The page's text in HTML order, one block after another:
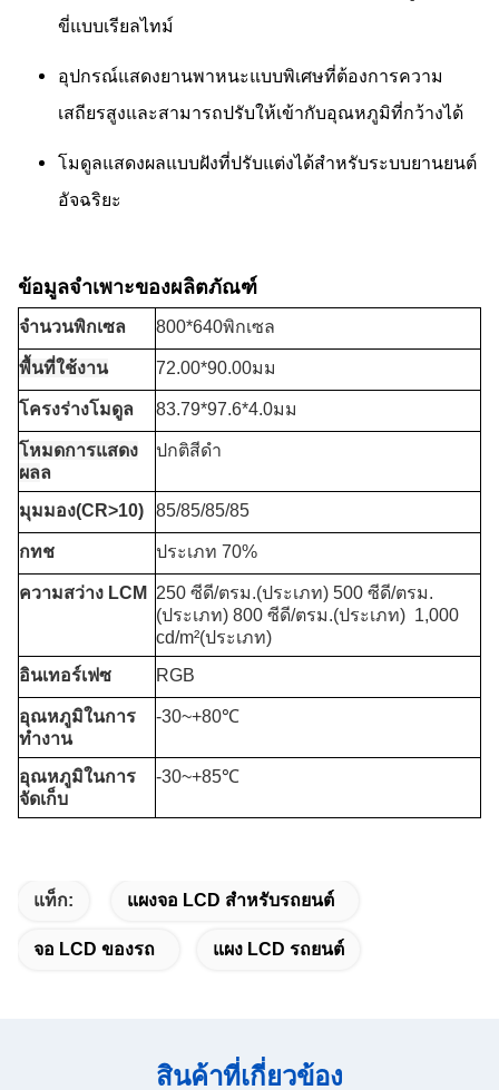
ขี่แบบเรียลไทม์
อุปกรณ์แสดงยานพาหนะแบบพิเศษที่ต้องการความ
เสถียรสูงและสามารถปรับให้เข้ากับอุณหภูมิที่กว้างได้
โมดูลแสดงผลแบบฝังที่ปรับแต่งได้สำหรับระบบยานยนต์
อัจฉริยะ
ข้อมูลจำเพาะของผลิตภัณฑ์
จำนวนพิกเซล 800*640พิกเซล
พื้นที่ใช้งาน 72.00*90.00มม
โครงร่างโมดูล 83.79*97.6*4.0มม
โหมดการแสดง
ผลล
ปกติสีดำ
มุมมอง(CR>10) 85/85/85/85
กทช ประเภท 70%
ความสว่าง LCM
250 ซีดี/ตรม.(ประเภท) 500 ซีดี/ตรม.
(ประเภท) 800 ซีดี/ตรม.(ประเภท) 1,000
cd/m²(ประเภท)
อินเทอร์เฟซ
RGB
อุณหภูมิในการ
ทำงาน
-30~+80℃
อุณหภูมิในการ
จัดเก็บ
-30~+85℃
แท็ก: แผงจอ LCD สำหรับรถยนต์
จอ LCD ของรถ แผง LCD รถยนต์
สินค้าที่เกี่ยวข้อง